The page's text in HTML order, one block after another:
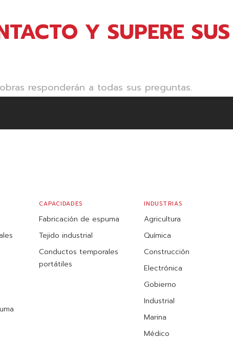
Y SUPERE SUS
responderán a todas sus preguntas.
CAPACIDADES
Fabricación de espuma
Tejido industrial
Conductos temporales
portátiles
INDUSTRIAS
Agricultura
Química
Construcción
Electrónica
Gobierno
Industrial
Marina
Médico